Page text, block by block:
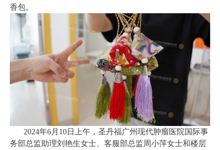
香包。
2024年6月10日上午，圣丹福广州现代肿瘤医院国际事
务部总监助理刘艳生女士、客服部总监周小萍女士和楼层